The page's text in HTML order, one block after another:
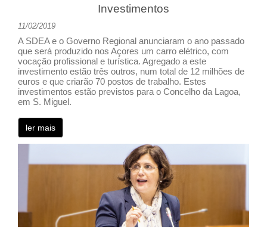
Investimentos
11/02/2019
A SDEA e o Governo Regional anunciaram o ano passado
que será produzido nos Açores um carro elétrico, com
vocação profissional e turística. Agregado a este
investimento estão três outros, num total de 12 milhões de
euros e que criarão 70 postos de trabalho. Estes
investimentos estão previstos para o Concelho da Lagoa,
em S. Miguel.
ler mais